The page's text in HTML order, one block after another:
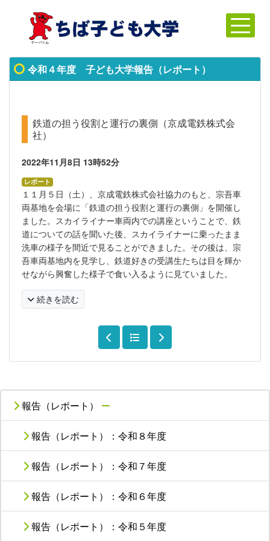
報告（レポート）
報告（レポート）：令和８年度
報告（レポート）：令和７年度
報告（レポート）：令和６年度
報告（レポート）：令和５年度
令和４年度 子ども大学報告（レポート）
鉄道の担う役割と運行の裏側（京成電鉄株式会
社）
2022年11月8日 13時52分
レポート
１１月５日（土）、京成電鉄株式会社協力のもと、宗吾車
両基地を会場に「鉄道の担う役割と運行の裏側」を開催し
ました。スカイライナー車両内での講座ということで、鉄
道についての話を聞いた後、スカイライナーに乗ったまま
洗車の様子を間近で見ることができました。その後は、宗
吾車両基地内を見学し、鉄道好きの受講生たちは目を輝か
せながら興奮した様子で食い入るように見ていました。
続きを読む